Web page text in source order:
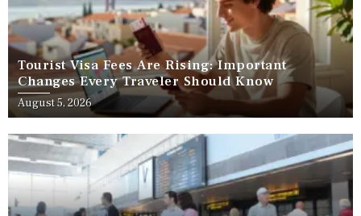
Tourist Visa Fees Are Rising: Important
Changes Every Traveler Should Know
August 5, 2026